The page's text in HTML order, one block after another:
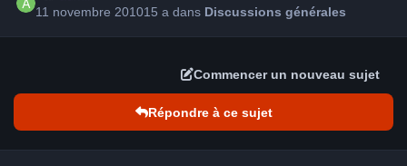
11 novembre 201015 a dans Discussions générales
Commencer un nouveau sujet
Répondre à ce sujet